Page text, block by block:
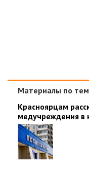
Материалы по
Красноярцам
медучреждения в